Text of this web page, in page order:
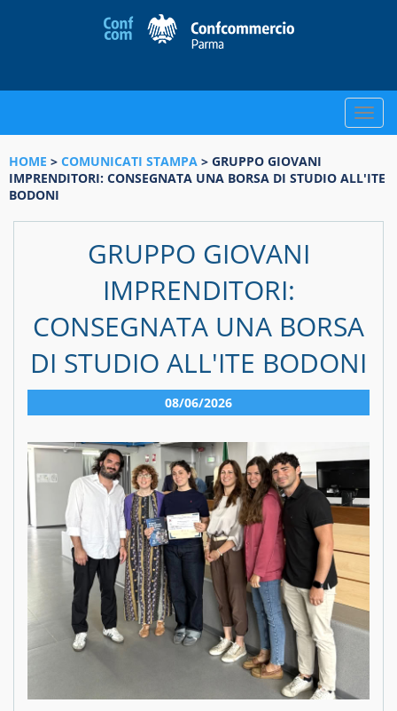
Toggle
HOME > COMUNICATI STAMPA > GRUPPO GIOVANI
IMPRENDITORI: CONSEGNATA UNA BORSA DI STUDIO ALL'ITE
BODONI
GRUPPO GIOVANI
IMPRENDITORI:
CONSEGNATA UNA BORSA
DI STUDIO ALL'ITE BODONI
08/06/2026